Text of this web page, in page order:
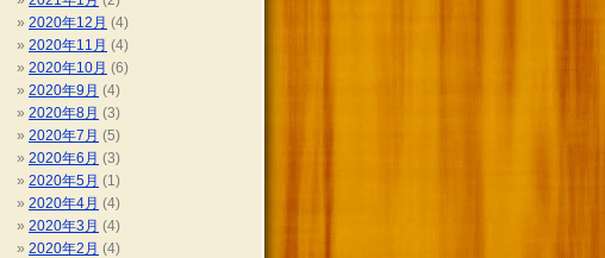
2020年12月 (4)
2020年11月 (4)
2020年10月 (6)
2020年9月 (4)
2020年8月 (3)
2020年7月 (5)
2020年6月 (3)
2020年5月 (1)
2020年4月 (4)
2020年3月 (4)
2020年2月 (4)